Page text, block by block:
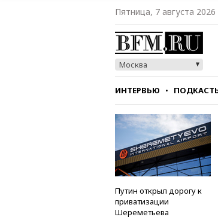
Пятница, 7 августа 2026
Москва
ИНТЕРВЬЮ
СТИЛЬ ТЕСТЫ
Путин открыл дорогу к
приватизации
Шереметьева